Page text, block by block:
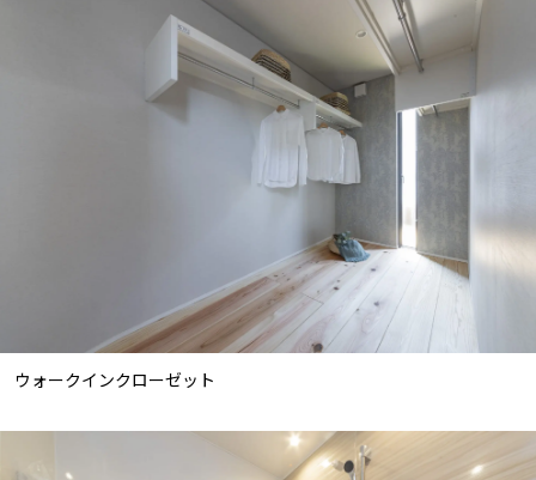
ウォークインクローゼット